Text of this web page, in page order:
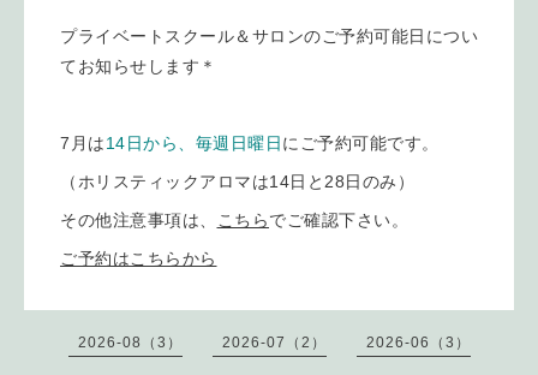
プライベートスクール＆サロンのご予約可能日につい
てお知らせします＊
7月は14日から、毎週日曜日にご予約可能です。
（ホリスティックアロマは14日と28日のみ）
その他注意事項は、
こちらでご確認下さい。
ご予約はこちらから
2026-08（3） 2026-07（2） 2026-06（3）